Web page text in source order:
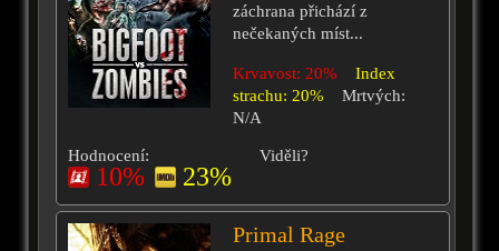
záchrana přichází z
nečekaných míst...
Krvavost: 20%
Index
strachu: 20%
Mrtvých:
N/A
Hodnocení:
10% 23%
Viděli?
Primal Rage